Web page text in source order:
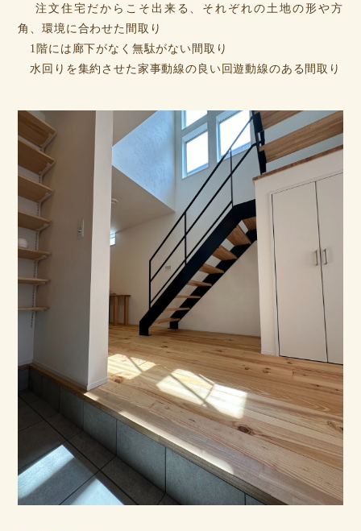
注文住宅だからこそ出来る、それぞれの土地の形や方
角、環境に合わせた間取り
1階には廊下がなく無駄がない間取り
水回りを集約させた家事動線の良い回遊動線のある間取り